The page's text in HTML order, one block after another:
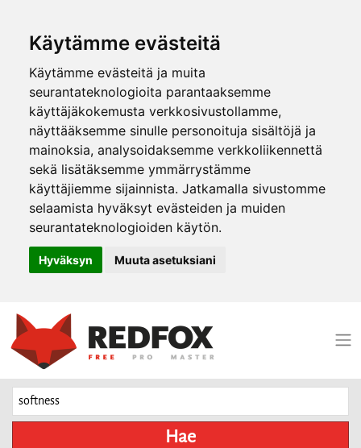
Käytämme evästeitä
Käytämme evästeitä ja muita
seurantateknologioita parantaaksemme
käyttäjäkokemusta verkkosivustollamme,
näyttääksemme sinulle personoituja sisältöjä ja
mainoksia, analysoidaksemme verkkoliikennettä
sekä lisätäksemme ymmärrystämme
käyttäjiemme sijainnista. Jatkamalla sivustomme
selaamista hyväksyt evästeiden ja muiden
seurantateknologioiden käytön.
Hyväksyn Muuta asetuksiani
Hae